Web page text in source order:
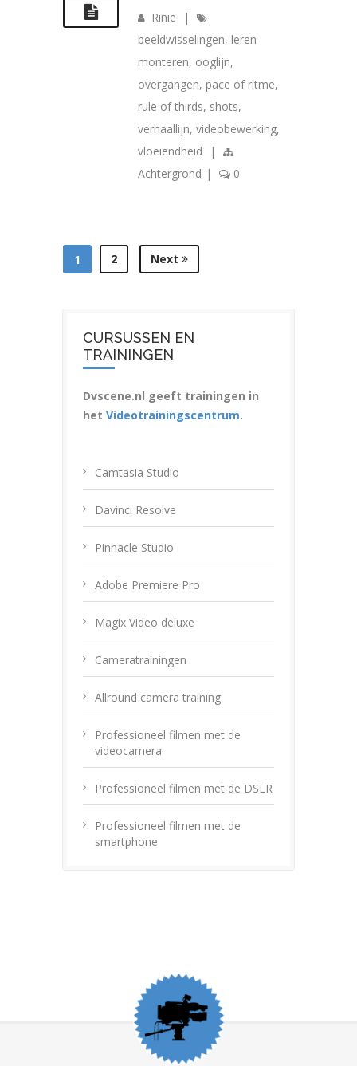
Rinie
|
beeldwisselingen, leren
monteren, ooglijn,
overgangen, pace of ritme,
rule of thirds, shots,
verhaallijn, videobewerking,
vloeiendheid
|
Achtergrond | 0
1 2 Next
CURSUSSEN EN
TRAININGEN
Dvscene.nl geeft trainingen in
het Videotrainingscentrum.
Camtasia Studio
Davinci Resolve
Pinnacle Studio
Adobe Premiere Pro
Magix Video deluxe
Cameratrainingen
Allround camera training
Professioneel filmen met de
videocamera
Professioneel filmen met de DSLR
Professioneel filmen met de
smartphone